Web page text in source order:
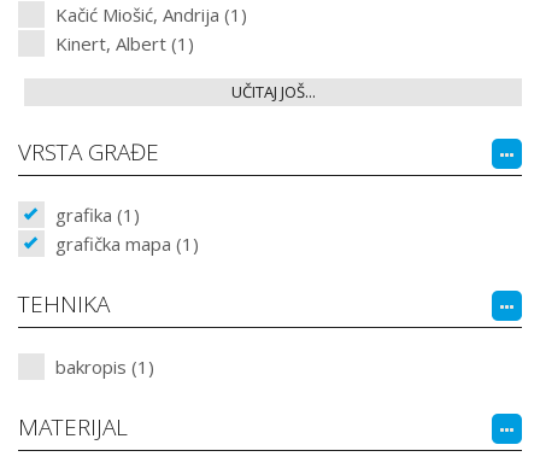
Kačić Miošić, Andrija (1)
Kinert, Albert (1)
UČITAJ JOŠ...
VRSTA GRAĐE
grafika (1)
grafička mapa (1)
TEHNIKA
bakropis (1)
MATERIJAL